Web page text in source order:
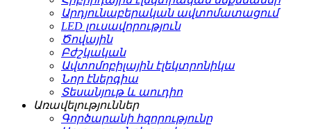
Արդյունաբերական ավտոմատացում
LED լուսավորություն
Ծովային
Բժշկական
Ավտոմոբիլային էլեկտրոնիկա
Նոր էներգիա
Տեսանյութ և աուդիո
Առավելություններ
Գործարանի հզորությունը